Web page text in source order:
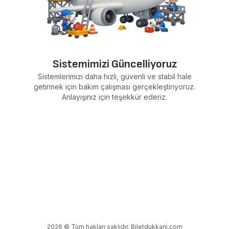
Sistemimizi Güncelliyoruz
Sistemlerimizi daha hızlı, güvenli ve stabil hale
getirmek için bakım çalışması gerçekleştiriyoruz.
Anlayışınız için teşekkür ederiz.
2026 © Tüm hakları saklıdır. Biletdukkani.com